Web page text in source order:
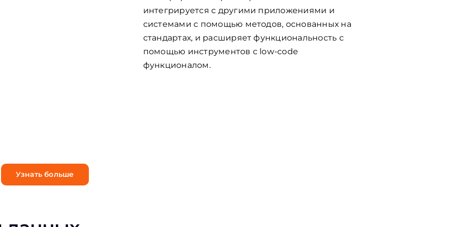
Узнать больше
интегрируется с другими приложениями и
системами с помощью методов, основанных на
стандартах, и расширяет функциональность с
помощью инструментов с low-code
функционалом.